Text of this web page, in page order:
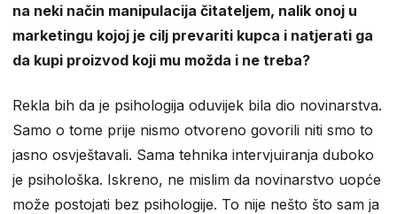
na neki način manipulacija čitateljem, nalik onoj u
marketingu kojoj je cilj prevariti kupca i natjerati ga
da kupi proizvod koji mu možda i ne treba?
Rekla bih da je psihologija oduvijek bila dio novinarstva.
Samo o tome prije nismo otvoreno govorili niti smo to
jasno osvještavali. Sama tehnika intervjuiranja duboko
je psihološka. Iskreno, ne mislim da novinarstvo uopće
može postojati bez psihologije. To nije nešto što sam ja